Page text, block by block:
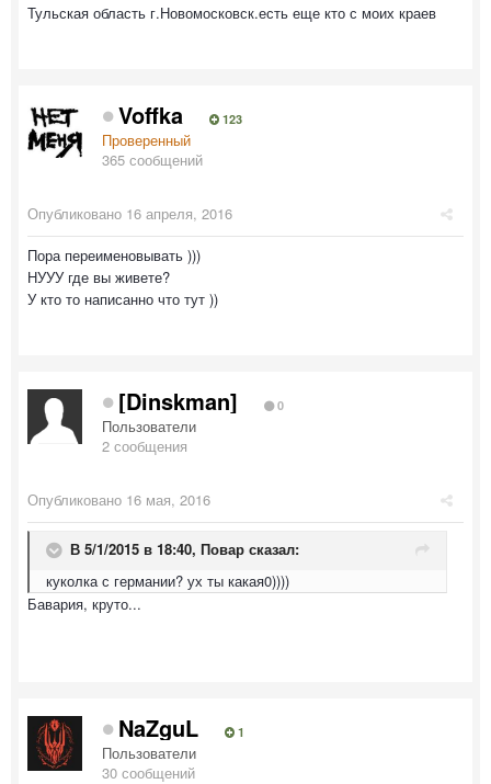
Тульская область г.Новомосковск.есть еще кто с моих краев
Voffka 123
Проверенный
365 сообщений
Опубликовано 16 апреля, 2016
Пора переименовывать )))
НУУУ где вы живете?
У кто то написанно что тут ))
[Dinskman] 0
Пользователи
2 сообщения
Опубликовано 16 мая, 2016
В 5/1/2015 в 18:40, Повар сказал:
куколка с германии? ух ты какая0))))
Бавария, круто...
NaZguL 1
Пользователи
30 сообщений